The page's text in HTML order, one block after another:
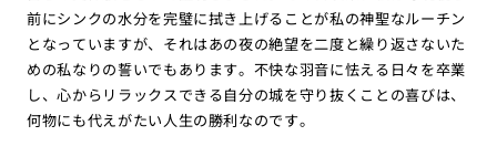
前にシンクの水分を完璧に拭き上げることが私の神聖なルーチン
となっていますが、それはあの夜の絶望を二度と繰り返さないた
めの私なりの誓いでもあります。不快な羽音に怯える日々を卒業
し、心からリラックスできる自分の城を守り抜くことの喜びは、
何物にも代えがたい人生の勝利なのです。